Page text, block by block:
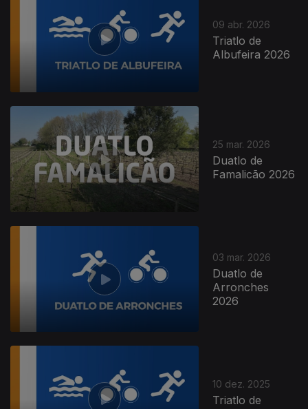
09 abr. 2026
Triatlo de
Albufeira 2026
25 mar. 2026
Duatlo de
Famalicão 2026
03 mar. 2026
Duatlo de
Arronches
2026
10 dez. 2025
Triatlo de